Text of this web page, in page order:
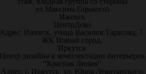
ул.Максима Горького)
Ижевск
ЦентрДеко
Ижевск, улица Василия Тарасова, 7,
ЖК Новый город.
Иркутск
дизайна и комплектации интерьеров
"Красная Линия"
Адрес: г. Иркутск, ул. Юрия Левитанского,